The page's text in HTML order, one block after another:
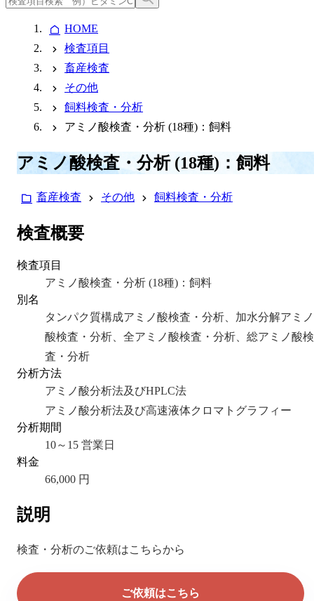
HOME
検査項目
畜産検査
その他
飼料検査・分析
アミノ酸検査・分析 (18種)：飼料
アミノ酸検査・分析 (18種)：飼料
畜産検査 その他 飼料検査・分析
検査概要
検査項目
アミノ酸検査・分析 (18種)：飼料
別名
タンパク質構成アミノ酸検査・分析、加水分解アミノ
酸検査・分析、全アミノ酸検査・分析、総アミノ酸検
査・分析
分析方法
アミノ酸分析法及びHPLC法
アミノ酸分析法及び高速液体クロマトグラフィー
分析期間
10～15 営業日
料金
66,000 円
説明
検査・分析のご依頼はこちらから
ご依頼はこちら